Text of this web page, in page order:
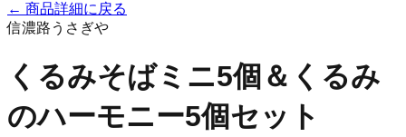
← 商品詳細に戻る
信濃路うさぎや
くるみそばミニ5個＆くるみ
のハーモニー5個セット